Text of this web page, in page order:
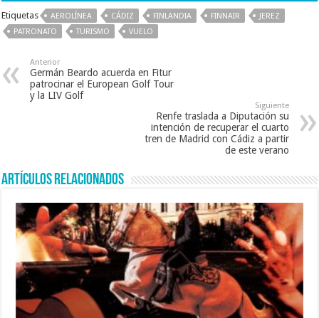
b
o
k
er l
sA
p
Etiquetas AEROLÍNEA CÁDIZ FINLANDIA FINNAIR
JEREZ
PATRONATO
TURISMO VUELO
Anterior
Germán Beardo acuerda en Fitur
patrocinar el European Golf Tour
y la LIV Golf
Siguiente
Renfe traslada a Diputación su
intención de recuperar el cuarto
tren de Madrid con Cádiz a partir
de este verano
Artículos relacionados